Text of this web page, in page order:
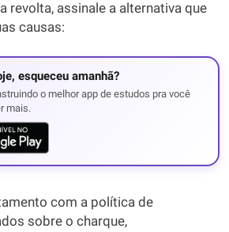
revolta, assinale a alternativa que
causas:
esqueceu amanhã?
o melhor app de estudos pra você
mais.
com a política de
sobre o charque,